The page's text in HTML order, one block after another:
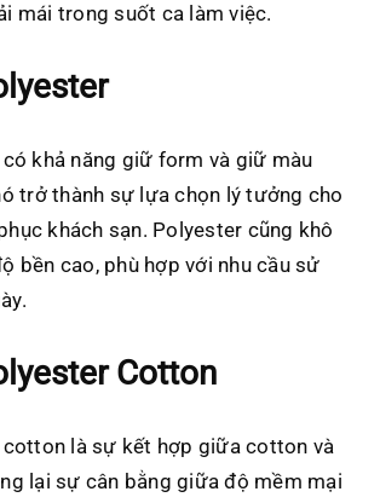
mái trong suốt ca làm việc.
khả năng giữ form và giữ màu
trở thành sự lựa chọn lý tưởng cho
khách sạn. Polyester cũng khô
bền cao, phù hợp với nhu cầu sử
Cotton
là sự kết hợp giữa cotton và
lại sự cân bằng giữa độ mềm mại